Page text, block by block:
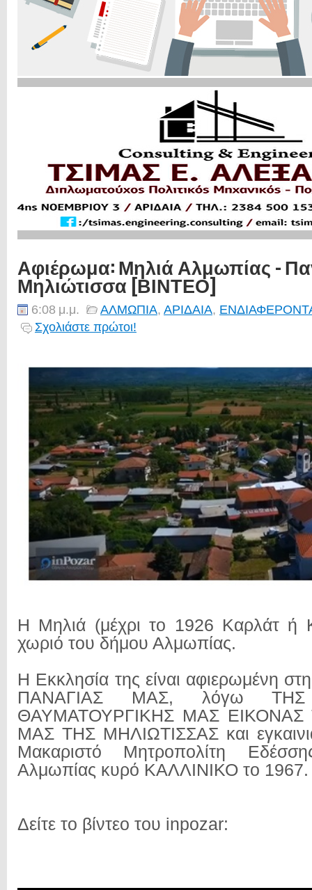
Αφιέρωμα: Μηλιά Αλμωπίας -
Μηλιώτισσα [ΒΙΝΤΕΟ]
6:08 μ.μ. ΑΛΜΩΠΙΑ, ΑΡΙΔΑΙΑ,
Σχολιάστε πρώτοι!
Η Μηλιά (μέχρι το 1926 Καρλάτ ή
χωριό του δήμου Αλμωπίας.
Η Εκκλησία της είναι αφιερωμένη
ΠΑΝΑΓΙΑΣ ΜΑΣ, λόγω
ΘΑΥΜΑΤΟΥΡΓΙΚΗΣ ΜΑΣ ΕΙΚΟΝΑΣ
ΜΑΣ ΤΗΣ ΜΗΛΙΩΤΙΣΣΑΣ και
Μακαριστό Μητροπολίτη
Αλμωπίας κυρό ΚΑΛΛΙΝΙΚΟ το 1967.
Δείτε το βίντεο του inpozar: